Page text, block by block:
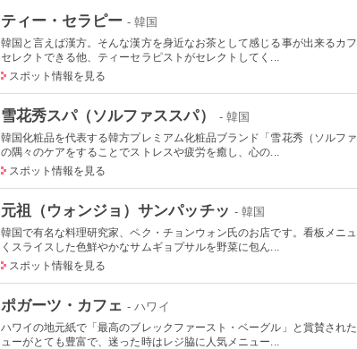
ティー・セラピー - 韓国
韓国と言えば漢方。そんな漢方を身近なお茶として感じる事が出来るカ
セレクトできる他、ティーセラピストがセレクトしてく...
スポット情報を見る
雪花秀スパ（ソルファススパ） - 韓国
韓国化粧品を代表する韓方プレミアム化粧品ブランド「雪花秀（ソルフ
の隅々のケアをすることでストレスや疲労を癒し、心の...
スポット情報を見る
元祖（ウォンジョ）サンパッチッ - 韓国
韓国で有名な料理研究家、ペク・チョンウォン氏のお店です。看板メニ
くスライスした色鮮やかなサムギョプサルを野菜に包ん...
スポット情報を見る
ポガーツ・カフェ - ハワイ
ハワイの地元紙で「最高のブレックファースト・ベーグル」と賞賛され
ューがとても豊富で、迷った時はレジ脇に人気メニュー...